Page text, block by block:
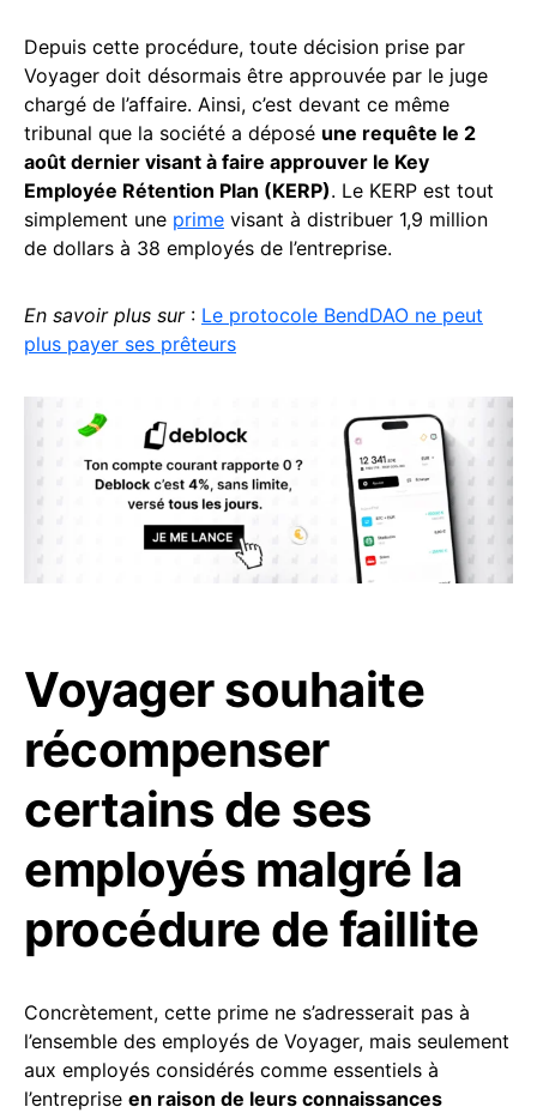
Depuis cette procédure, toute décision prise par
Voyager doit désormais être approuvée par le juge
chargé de l’affaire. Ainsi, c’est devant ce même
tribunal que la société a déposé une requête le 2
août dernier visant à faire approuver le Key
Employée Rétention Plan (KERP). Le KERP est tout
simplement une prime visant à distribuer 1,9 million
de dollars à 38 employés de l’entreprise.
En savoir plus sur: Le protocole BendDAO ne peut
plus payer ses prêteurs
Voyager souhaite
récompenser
certains de ses
employés malgré la
procédure de faillite
Concrètement, cette prime ne s’adresserait pas à
l’ensemble des employés de Voyager, mais seulement
aux employés considérés comme essentiels à
l’entreprise en raison de leurs connaissances